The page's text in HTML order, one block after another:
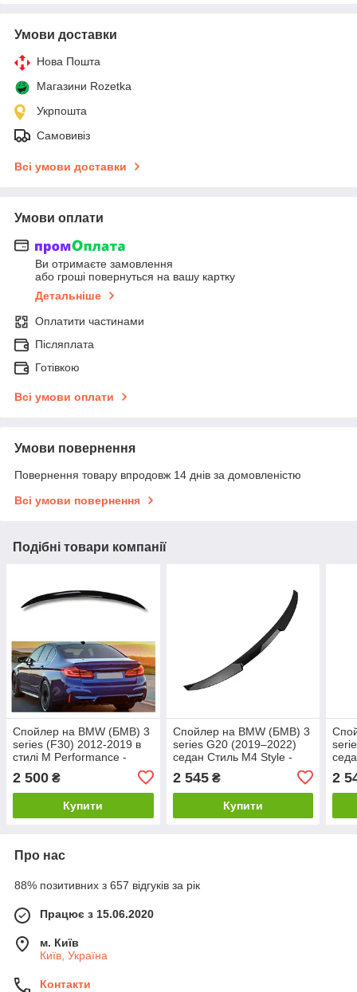
Умови доставки
Нова Пошта
Магазини Rozetka
Укрпошта
Самовивіз
Всі умови доставки
Умови оплати
Ви отримаєте замовлення
або гроші повернуться на вашу картку
Детальніше
Оплатити частинами
Післяплата
Готівкою
Всі умови оплати
Умови повернення
Повернення товару впродовж 14 днів за домовленістю
Всі умови повернення
Подібні товари компанії
Спойлер на BMW (БМВ) 3
series (F30) 2012-2019 в
стилі M Performance -
2 500 ₴
Купити
Спойлер на BMW (БМВ) 3
series G20 (2019–2022)
седан Стиль M4 Style -
2 545₴
Купити
2
Про нас
88% позитивних з 657 відгуків за рік
Працює з 15.06.2020
м. Київ
Київ, Україна
Контакти